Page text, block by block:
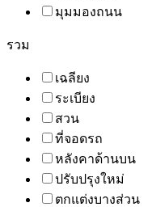
มุมมองถนน
รวม
เฉลียง
ระเบียง
สวน
ที่จอดรถ
หลังคาด้านบน
ปรับปรุงใหม่
ตกแต่งบางส่วน